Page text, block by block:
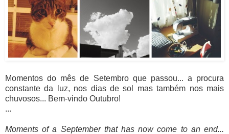
Momentos do mês de Setembro que passou... a procura
constante da luz, nos dias de sol mas também nos mais
chuvosos... Bem-vindo Outubro!
...
Moments of a September that has now come to an end...